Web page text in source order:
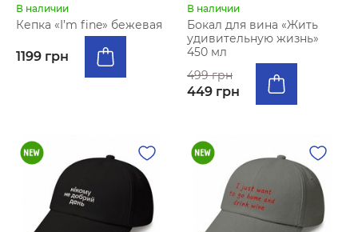
В наличии
Кепка «I’m fine» бежевая
1199 грн
В наличии
Бокал для вина «Жить
удивительную жизнь»
450 мл
499 грн
449 грн